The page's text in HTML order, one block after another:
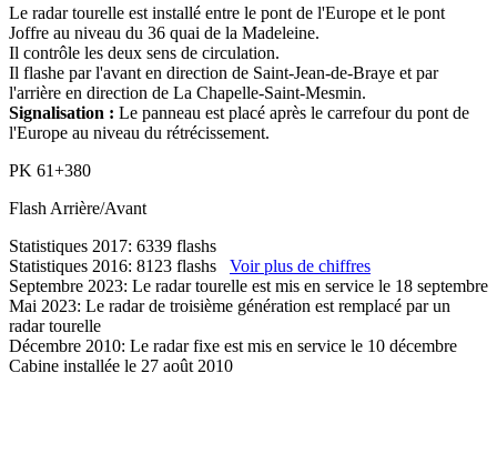
Le radar tourelle est installé entre le pont de l'Europe et le pont
Joffre au niveau du 36 quai de la Madeleine.
Il contrôle les deux sens de circulation.
Il flashe par l'avant en direction de Saint-Jean-de-Braye et par
l'arrière en direction de La Chapelle-Saint-Mesmin.
Signalisation : Le panneau est placé après le carrefour du pont de
l'Europe au niveau du rétrécissement.
PK 61+380
Flash Arrière/Avant
Statistiques 2017: 6339 flashs
Statistiques 2016: 8123 flashs Voir plus de chiffres
Septembre 2023: Le radar tourelle est mis en service le 18 septembre
Mai 2023: Le radar de troisième génération est remplacé par un
radar tourelle
Décembre 2010: Le radar fixe est mis en service le 10 décembre
Cabine installée le 27 août 2010